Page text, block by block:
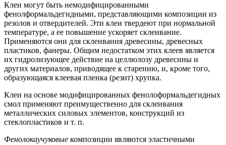
Клеи могут быть немодифицированными
фенолформальдегидными, представляющими композиции из
резолов и отвердителей. Эти клеи твердеют при нормальной
температуре, а ее повышение ускоряет склеивание.
Применяются они для склеивания древесины, древесных
пластиков, фанеры. Общим недостатком этих клеев является
их гидролизующее действие на целлюлозу древесины и
других материалов, приводящее к старению, и, кроме того,
образующаяся клеевая пленка (резит) хрупка.
Клеи на основе модифицированных фенолоформальдегидных
смол применяют преимущественно для склеивания
металлических силовых элементов, конструкций из
стеклопластиков и т. п.
Фенолокаучуковые композиции являются эластичными